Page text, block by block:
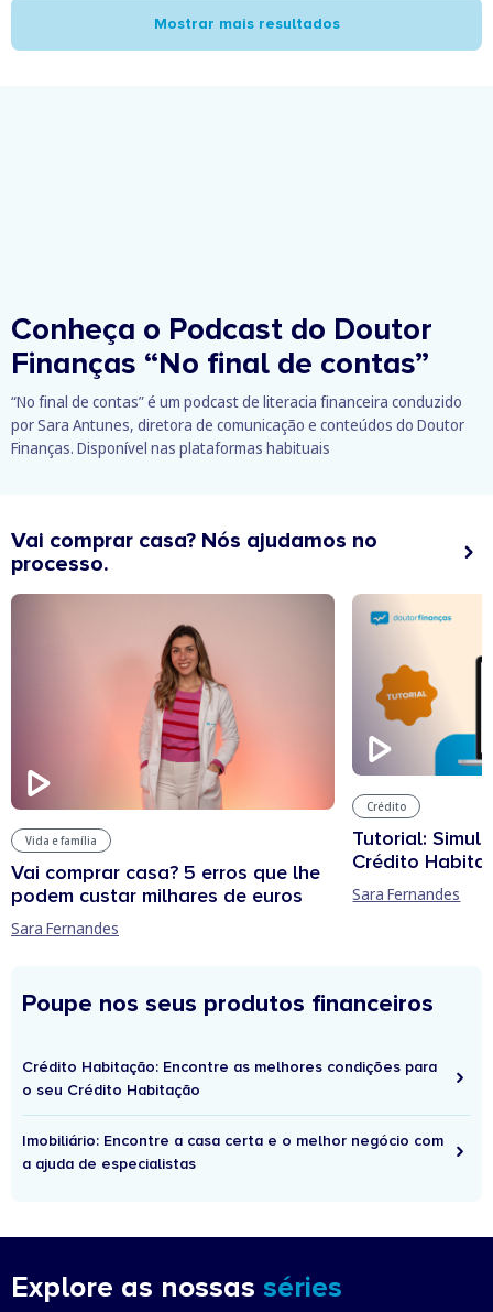
Mostrar mais resultados
Conheça o Podcast do Doutor
Finanças “No final de contas”
“No final de contas” é um podcast de literacia financeira conduzido
por Sara Antunes, diretora de comunicação e conteúdos do Doutor
Finanças. Disponível nas plataformas habituais
Vai comprar casa? Nós ajudamos no
processo.
Vida e família
Vai comprar casa? 5 erros que lhe
podem custar milhares de euros
Sara Fernandes
Crédito
Tutorial:
Crédito
Sara Fernandes
Poupe nos seus produtos financeiros
Crédito Habitação: Encontre as melhores condições para
o seu Crédito Habitação
Imobiliário: Encontre a casa certa e o melhor negócio com
a ajuda de especialistas
Explore as nossas séries